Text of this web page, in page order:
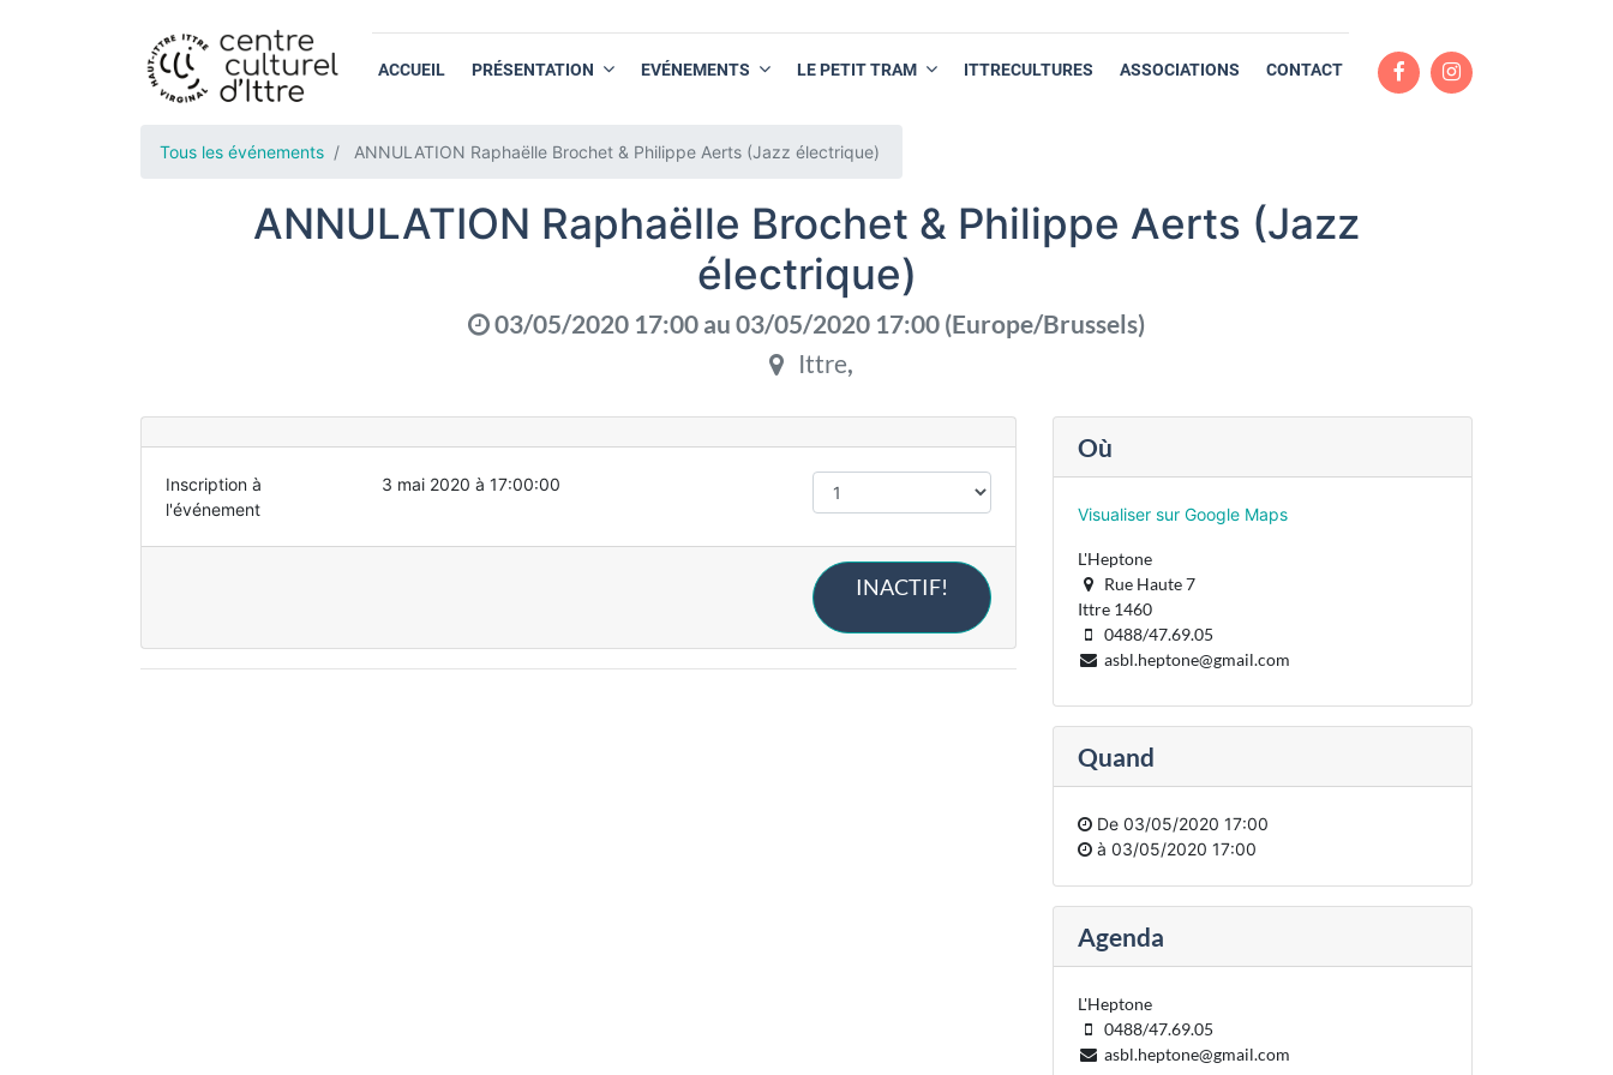
ACCUEIL PRÉSENTATION EVÉNEMENTS LE PETIT TRAM ITTRECULTURES ASSOCIATIONS CONTACT
Tous les événements ANNULATION Raphaëlle Brochet & Philippe Aerts (Jazz électrique)
ANNULATION Raphaëlle Brochet & Philippe Aerts (Jazz
électrique)
03/05/2020 17:00 au 03/05/2020 17:00 (Europe/Brussels)
Ittre,
Inscription à
l'événement
3 mai 2020 à 17:00:00
INACTIF!
Où
Visualiser sur Google Maps
L'Heptone
Rue Haute 7
Ittre 1460
0488/47.69.05
asbl.heptone@gmail.com
Quand
De 03/05/2020 17:00
à 03/05/2020 17:00
Agenda
L'Heptone
0488/47.69.05
asbl.heptone@gmail.com